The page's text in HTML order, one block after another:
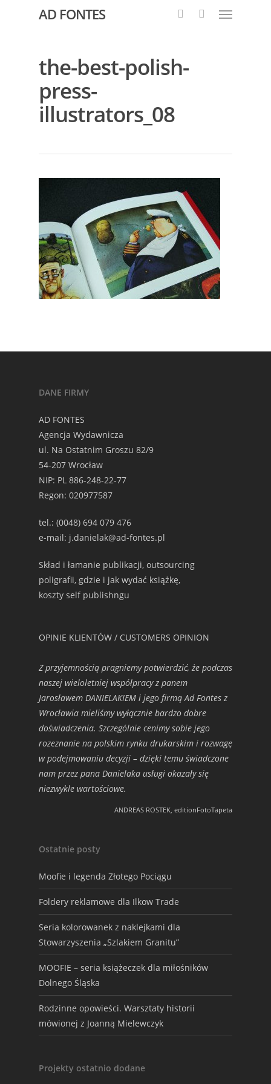
AD FONTES
the-best-polish-
press-
illustrators_08
DANE FIRMY
AD FONTES
Agencja Wydawnicza
ul. Na Ostatnim Groszu 82/9
54-207 Wrocław
NIP: PL 886-248-22-77
Regon: 020977587
tel.: (0048) 694 079 476
e-mail: j.danielak@ad-fontes.pl
Skład i łamanie publikacji, outsourcing
poligrafii, gdzie i jak wydać książkę,
koszty self publishngu
OPINIE KLIENTÓW / CUSTOMERS OPINION
Z przyjemnością pragniemy potwierdzić, że podczas
naszej wieloletniej współpracy z panem
Jarosławem DANIELAKIEM i jego firmą Ad Fontes z
Wrocławia mieliśmy wyłącznie bardzo dobre
doświadczenia. Szczególnie cenimy sobie jego
rozeznanie na polskim rynku drukarskim i rozwagę
w podejmowaniu decyzji – dzięki temu świadczone
nam przez pana Danielaka usługi okazały się
niezwykle wartościowe.
ANDREAS ROSTEK, editionFotoTapeta
Ostatnie posty
Moofie i legenda Złotego Pociągu
Foldery reklamowe dla Ilkow Trade
Seria kolorowanek z naklejkami dla
Stowarzyszenia „Szlakiem Granitu”
MOOFIE – seria książeczek dla miłośników
Dolnego Śląska
Rodzinne opowieści. Warsztaty historii
mówionej z Joanną Mielewczyk
Projekty ostatnio dodane